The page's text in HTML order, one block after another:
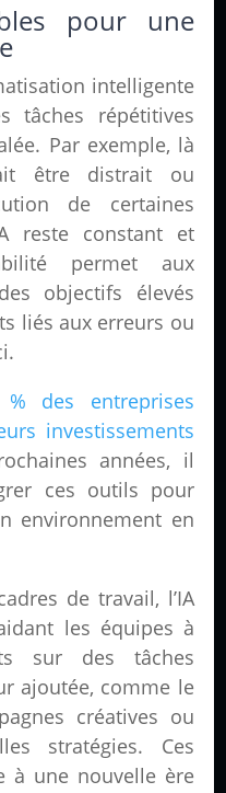
pour une
intelligente
tâches répétitives
Par exemple, là
être distrait ou
de certaines
reste constant et
permet aux
objectifs élevés
liés aux erreurs ou
% des entreprises
investissements
années, il
ces outils pour
environnement en
de travail, l’IA
les équipes à
sur des tâches
ajoutée, comme le
créatives ou
stratégies. Ces
à une nouvelle ère